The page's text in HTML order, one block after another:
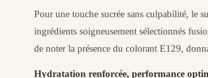
Pour une touche sucrée sans culpabilité, le
ingrédients soigneusement sélectionnés
de noter la présence du colorant E129,
Hydratation renforcée, performance